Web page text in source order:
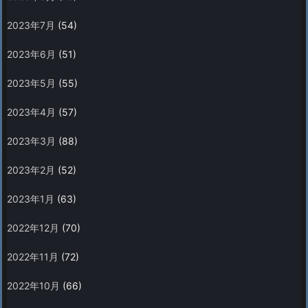
2023年7月 (54)
2023年6月 (51)
2023年5月 (55)
2023年4月 (57)
2023年3月 (88)
2023年2月 (52)
2023年1月 (63)
2022年12月 (70)
2022年11月 (72)
2022年10月 (66)